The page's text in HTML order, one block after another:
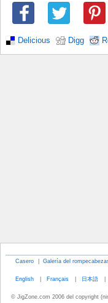
Delicious Digg
Casero | Galería del
English | Français | 日本語 |
© JigZone.com 2006 del copyright